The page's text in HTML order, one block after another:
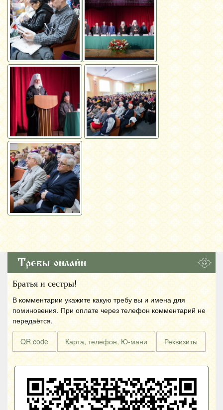
Требы онлайн
Братья и сестры!
В комментарии укажите какую требу вы и имена для
поминовения. При оплате через телефон комментарий не
передаётся.
QR code Карта, телефон, Ю-мани Реквизиты